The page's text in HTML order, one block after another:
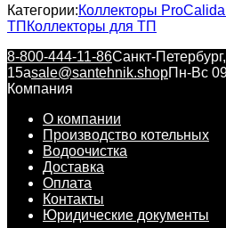
Категории:Коллекторы
ТП Коллекторы для ТП
8-800-444-11-86Санкт-
15аsale@santehnik.shopПн-Вс
Компания
О компании
Производство котельных
Водоочистка
Доставка
Оплата
Контакты
Юридические документы